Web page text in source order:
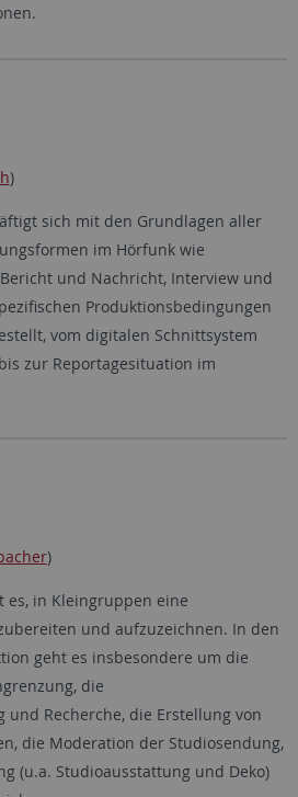
)
sich mit den Grundlagen aller
im Hörfunk wie
und Nachricht, Interview und
Produktionsbedingungen
vom digitalen Schnittsystem
zur Reportagesituation im
)
es, in Kleingruppen eine
und aufzuzeichnen. In den
geht es insbesondere um die
die
Recherche, die Erstellung von
die Moderation der Studiosendung,
(u.a. Studioausstattung und Deko)